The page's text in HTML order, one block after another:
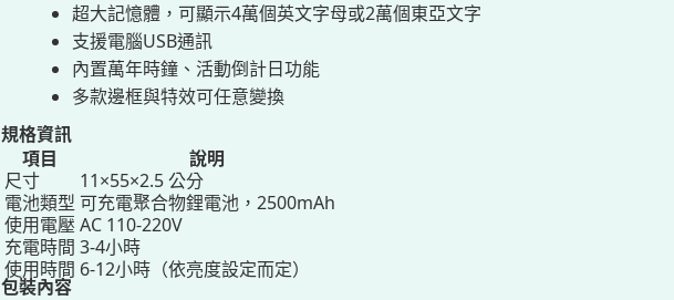
超大記憶體，可顯示4萬個英文字母或2萬個東亞文字
支援電腦USB通訊
內置萬年時鐘、活動倒計日功能
多款邊框與特效可任意變換
規格資訊
項目
說明
尺寸
11×55×2.5 公分
電池類型 可充電聚合物鋰電池，2500mAh
使用電壓 AC 110-220V
充電時間 3-4小時
使用時間 6-12小時（依亮度設定而定）
包裝內容